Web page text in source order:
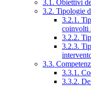
3.1. Obiettivi
3.2. Tipologie
3.2.1.
coinvolti
3.2.2.
3.2.3.
3.3.
3.3.1.
3.3.2.